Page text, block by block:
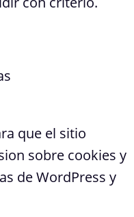
que el sitio
sobre cookies y
de WordPress y